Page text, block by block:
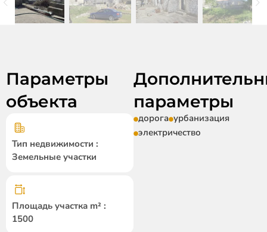
Параметры
объекта
Тип недвижимости :
Земельные участки
Площадь участка m² :
1500
параметры
дорога урбанизация
электричество